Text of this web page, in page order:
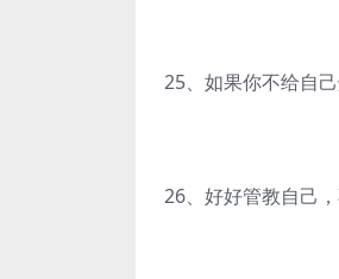
25、如果你不给自
26、好好管教自己，